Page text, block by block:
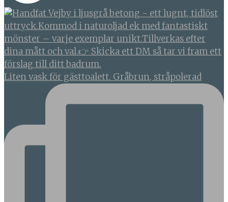
Liten vask för gästtoalett. Gråbrun, stråpolerad